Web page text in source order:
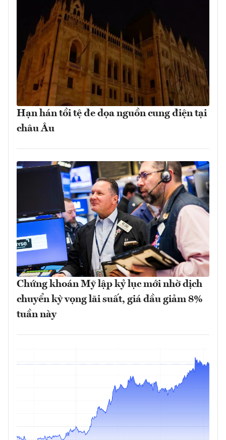
Hạn hán tồi tệ đe dọa nguồn cung điện tại
châu Âu
Chứng khoán Mỹ lập kỷ lục mới nhờ dịch
chuyển kỳ vọng lãi suất, giá dầu giảm 8%
tuần này